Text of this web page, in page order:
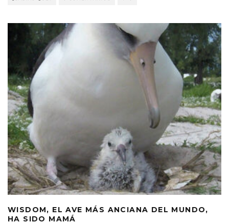
WISDOM, EL AVE MÁS ANCIANA DEL MUNDO,
HA SIDO MAMÁ